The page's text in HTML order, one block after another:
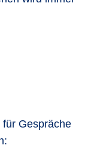
für Gespräche